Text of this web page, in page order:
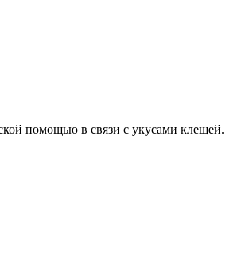
помощью в связи с укусами клещей.